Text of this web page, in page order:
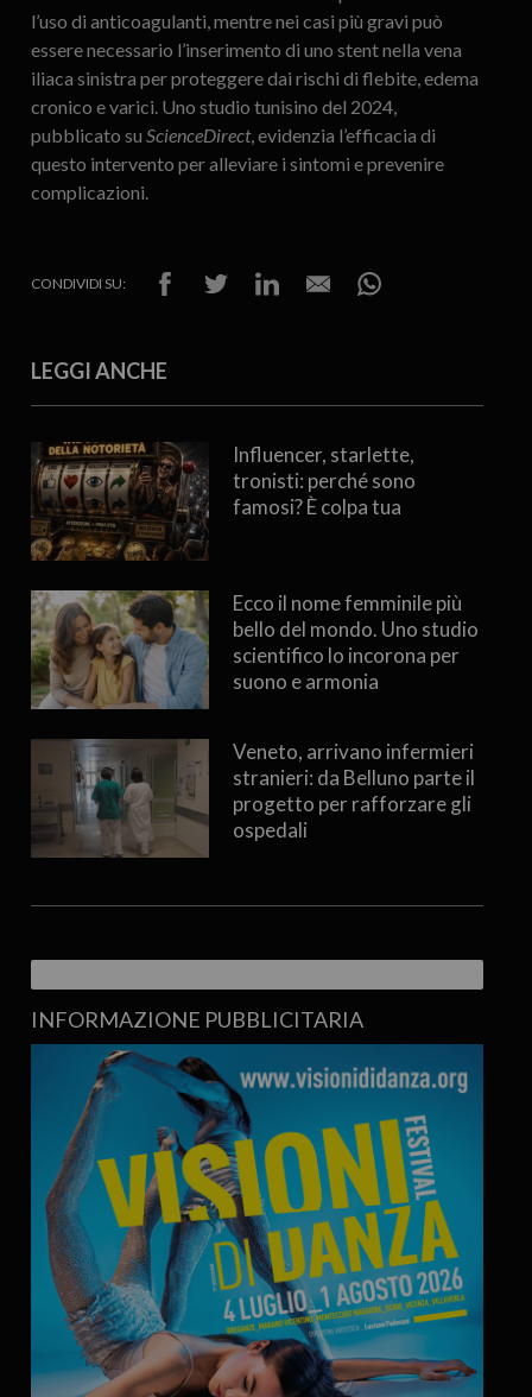
l’uso di anticoagulanti, mentre nei casi più gravi può
essere necessario l’inserimento di uno stent nella vena
iliaca sinistra per proteggere dai rischi di flebite, edema
cronico e varici. Uno studio tunisino del 2024,
pubblicato su ScienceDirect, evidenzia l’efficacia di
questo intervento per alleviare i sintomi e prevenire
complicazioni.
CONDIVIDI SU:
LEGGI ANCHE
Influencer, starlette,
tronisti: perché sono
famosi? È colpa tua
Ecco il nome femminile più
bello del mondo. Uno studio
scientifico lo incorona per
suono e armonia
Veneto, arrivano infermieri
stranieri: da Belluno parte il
progetto per rafforzare gli
ospedali
INFORMAZIONE PUBBLICITARIA